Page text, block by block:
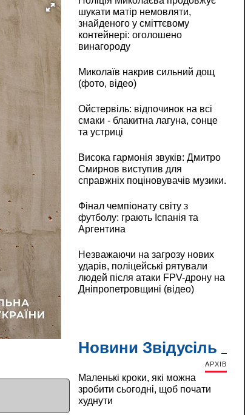
шукати матір немовляти,
знайденого у сміттєвому
контейнері: оголошено
винагороду
Миколаїв накрив сильний дощ
(фото, відео)
Ойстервіль: відпочинок на всі
смаки - блакитна лагуна, сонце
та устриці
Висока гармонія звуків: Дмитро
Смирнов виступив для
справжніх поціновувачів музики.
Фінал чемпіонату світу з
футболу: грають Іспанія та
Аргентина
Незважаючи на загрозу нових
ударів, поліцейські рятували
людей після атаки FPV-дрону на
Дніпропетровщині (відео)
Новини Звідусіль
АРХІВ
Маленькі кроки, які можна
зробити сьогодні, щоб почати
худнути